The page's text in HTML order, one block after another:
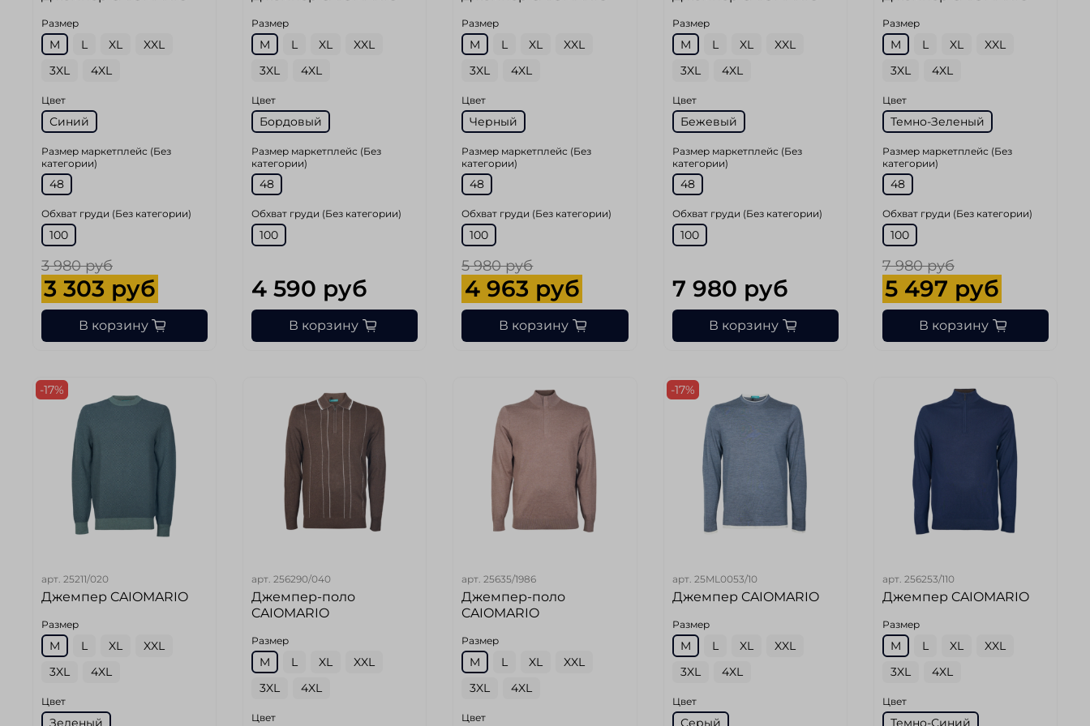
Размер
M L XL
XXL
3XL
4XL
Цвет
Синий
Размер маркетплейс (Без
категории)
48
Обхват груди (Без категории)
100
3 980 руб
3 303 руб
В корзину
Размер
M L XL
XXL
3XL
4XL
Цвет
Бордовый
Размер маркетплейс (Без
категории)
48
Обхват груди (Без категории)
100
4 590 руб
В корзину
Размер
M L XL
XXL
3XL
4XL
Цвет
Черный
Размер маркетплейс (Без
категории)
48
Обхват груди (Без категории)
100
5 980 руб
4 963 руб
В корзину
Размер
M L XL
XXL
3XL
4XL
Цвет
Бежевый
Размер маркетплейс (Без
категории)
48
Обхват груди (Без категории)
100
7 980 руб
В корзину
Размер
M L XL
XXL
3XL
4XL
Цвет
Темно-Зеленый
Размер маркетплейс (Без
категории)
48
Обхват груди (Без категории)
100
7 980 руб
5 497 руб
В корзину
-17%
арт. 25211/020
Джемпер CAIOMARIO
Размер
M L XL
XXL
3XL
4XL
Цвет
Зеленый
арт.256290/040
Джемпер-поло
CAIOMARIO
Размер
M L XL
XXL
3XL
4XL
Цвет
арт.25635/1986
Джемпер-поло
CAIOMARIO
Размер
M L XL
XXL
3XL
4XL
Цвет
-17%
арт. 25ML0053/10
Джемпер CAIOMARIO
Размер
M L XL
XXL
3XL
4XL
Цвет
Серый
арт. 256253/110
Джемпер CAIOMARIO
Размер
M L XL
XXL
3XL
4XL
Цвет
Темно-Синий